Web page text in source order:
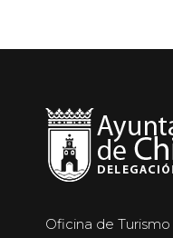
Oficina de